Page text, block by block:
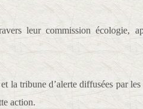
leur commission écologie,
la tribune d’alerte diffusées par
action.